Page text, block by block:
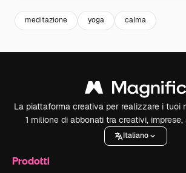
meditazione yoga calma
La piattaforma creativa per realizzare i tuoi
1 milione di abbonati tra creativi,
Italiano
Prodotti